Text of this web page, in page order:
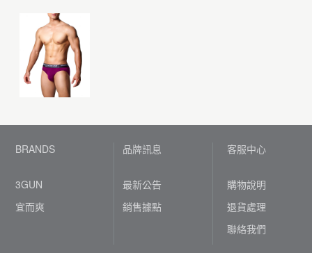
BRANDS
3GUN
宜而爽
品牌訊息
最新公告
銷售據點
客服中心
購物說明
退貨處理
聯絡我們